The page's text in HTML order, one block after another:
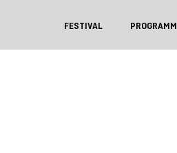
FESTIVAL PROGRAMM